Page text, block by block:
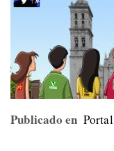
Publicado en Portal